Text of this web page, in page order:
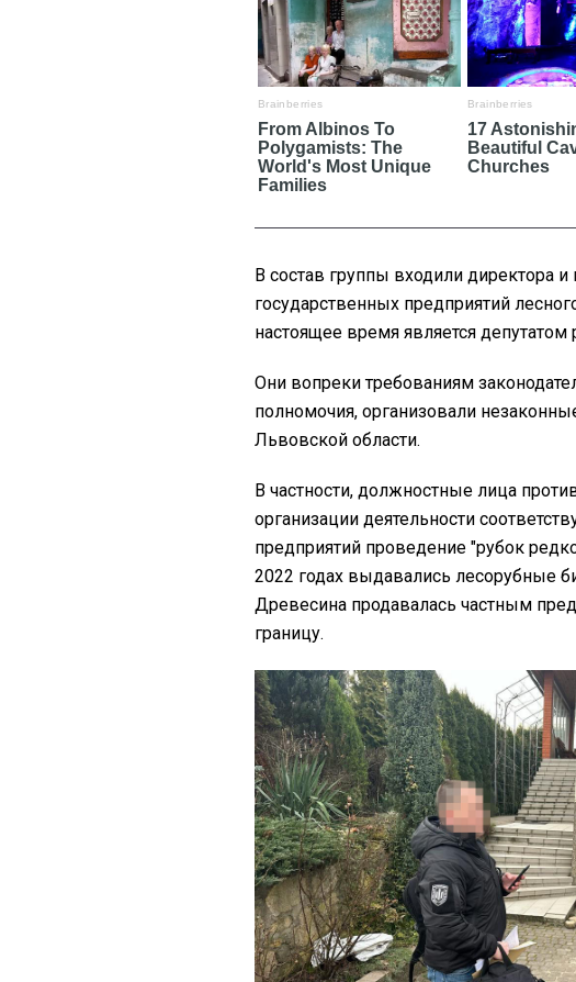
В состав группы входили директора
государственных предприятий
настоящее время является депутатом
Они вопреки требованиям
полномочия, организовали
Львовской области.
В частности, должностные лица
организации деятельности
предприятий проведение "рубок
2022 годах выдавались лесорубные
Древесина продавалась частным
границу.